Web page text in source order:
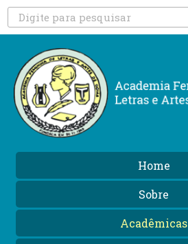
Home
Sobre
Acadêmicas